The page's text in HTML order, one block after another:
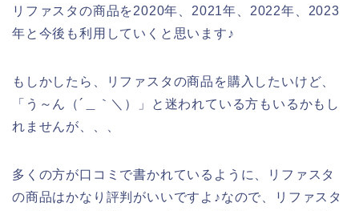
リファスタの商品を2020年、2021年、2022年、2023
年と今後も利用していくと思います♪
もしかしたら、リファスタの商品を購入したいけど、
「う～ん（´＿｀＼）」と迷われている方もいるかもし
れませんが、、、
多くの方が口コミで書かれているように、リファスタ
の商品はかなり評判がいいですよ♪なので、リファスタ